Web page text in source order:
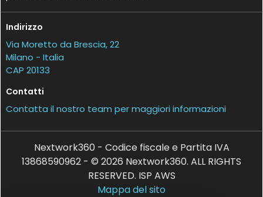
Indirizzo
Via Moretto da Brescia, 22
Milano - Italia
CAP 20133
Contatti
Contatta il nostro team per maggiori informazioni
Nextwork360 - Codice fiscale e Partita IVA
13868590962 - © 2026 Nextwork360. ALL RIGHTS
RESERVED. ISP AWS
Mappa del sito